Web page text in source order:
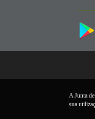
A Junta
sua